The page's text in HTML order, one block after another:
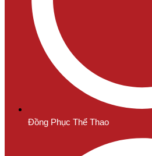
Đồng Phục Thể Thao